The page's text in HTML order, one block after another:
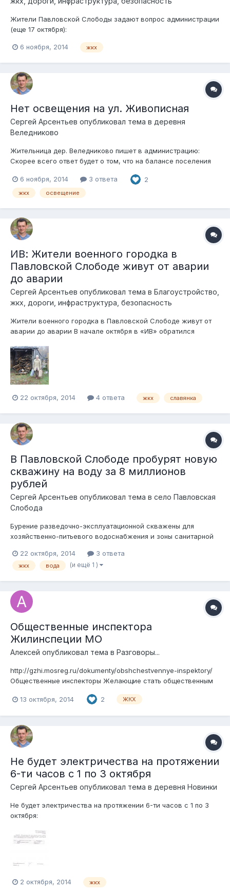
Жители Павловской Слободы задают вопрос администрации
(еще 17 октября):
6 ноября, 2014 жкх
Нет освещения на ул. Живописная
Сергей Арсентьев опубликовал тема в деревня
Веледниково
Жительница дер. Веледниково пишет в администрацию:
Скорее всего ответ будет о том, что на балансе поселения
6 ноября, 2014
3 ответа 2
жкх освещение
ИВ: Жители военного городка в
Павловской Слободе живут от аварии
до аварии
Сергей Арсентьев опубликовал тема в Благоустройство,
жкх, дороги, инфраструктура, безопасность
Жители военного городка в Павловской Слободе живут от
аварии до аварии В начале октября в «ИВ» обратился
что в положенные сроки отопление в его доме так и не
появилось. Горячая вода в батареях домов на улице Стадион
зажурчала как раз в ден...
22 октября, 2014 4 ответа жкх славянка
В Павловской Слободе пробурят новую
скважину на воду за 8 миллионов
рублей
Сергей Арсентьев опубликовал тема в село Павловская
Слобода
Бурение разведочно-эксплуатационной скважены для
хозяйственно-питьевого водоснабжения и зоны санитарной
Павло-Слободское, расположенного по ул. Молодежная в
с.Павловская Слобода Истринского района Московской
22 октября, 2014 3 ответа
жкх вода (и ещё 1 )
Общественные инспектора
Жилинспеции МО
Алексей опубликовал тема в Разговоры...
http://gzhi.mosreg.ru/dokumenty/obshchestvennye-inspektory/
Общественные инспекторы Желающие стать общественным
почту inspector@mosreg.ru: - заявление - рекомендации
13 октября, 2014 2 ЖКХ
Не будет электричества на протяжении
6-ти часов с 1 по 3 октября
Сергей Арсентьев опубликовал тема в деревня Новинки
Не будет электричества на протяжении 6-ти часов с 1 по 3
октября:
2 октября, 2014 жкх